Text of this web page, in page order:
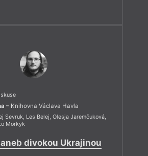
– Knihovna Václava Havla
Sevruk, Les Belej, Olesja Jaremčuková,
Morkyk
divokou Ukrajinou